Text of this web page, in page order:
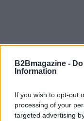
B2Bmagazine -
Information
If you wish to opt-out
processing of your
targeted advertising